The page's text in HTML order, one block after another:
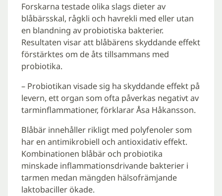
Forskarna testade olika slags dieter av
blåbärsskal, rågkli och havrekli med eller utan
en blandning av probiotiska bakterier.
Resultaten visar att blåbärens skyddande effekt
förstärktes om de åts tillsammans med
probiotika.
– Probiotikan visade sig ha skyddande effekt på
levern, ett organ som ofta påverkas negativt av
tarminflammationer, förklarar Åsa Håkansson.
Blåbär innehåller rikligt med polyfenoler som
har en antimikrobiell och antioxidativ effekt.
Kombinationen blåbär och probiotika
minskade inflammationsdrivande bakterier i
tarmen medan mängden hälsofrämjande
laktobaciller ökade.